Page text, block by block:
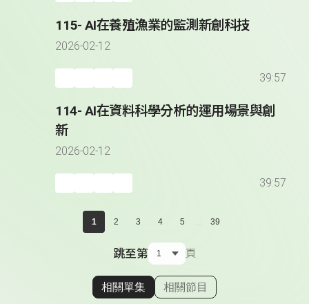
115- AI在養殖漁業的監測新創科技
2026-02-12
39:57
114- AI在資料科學分析的運用場景與創
新
2026-02-12
39:57
1 2 3 4 5 ... 39
跳至第 頁
顯示相關單集
相關單集 相關節目